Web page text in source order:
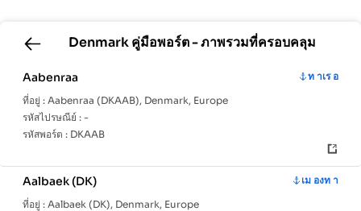
Denmarkคู่มือพอร์ต - ภาพรวมที่ครอบคลุม
Aabenraa
ท าเร อ
ที่อยู่ : Aabenraa (DKAAB), Denmark, Europe
รหัสไปรษณีย์ : -
รหัสพอร์ต : DKAAB
Aalbaek (DK)
เม องท า
ที่อยู่ : Aalbaek (DK), Denmark, Europe